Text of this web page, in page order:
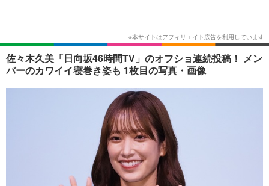
ショッピング その他
佐々木久美「日向坂46時間TV」のオフショ連続投稿！ メン
バーのカワイイ寝巻き姿も 1枚目の写真・画像